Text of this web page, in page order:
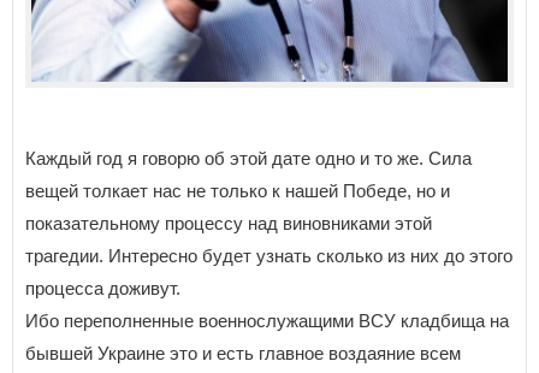
Каждый год я говорю об этой дате одно и то же. Сила
вещей толкает нас не только к нашей Победе, но и
показательному процессу над виновниками этой
трагедии. Интересно будет узнать сколько из них до этого
процесса доживут.
Ибо переполненные военнослужащими ВСУ кладбища на
бывшей Украине это и есть главное воздаяние всем